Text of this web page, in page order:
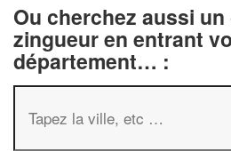
Ou cherchez aussi
zingueur en entrant
département… :